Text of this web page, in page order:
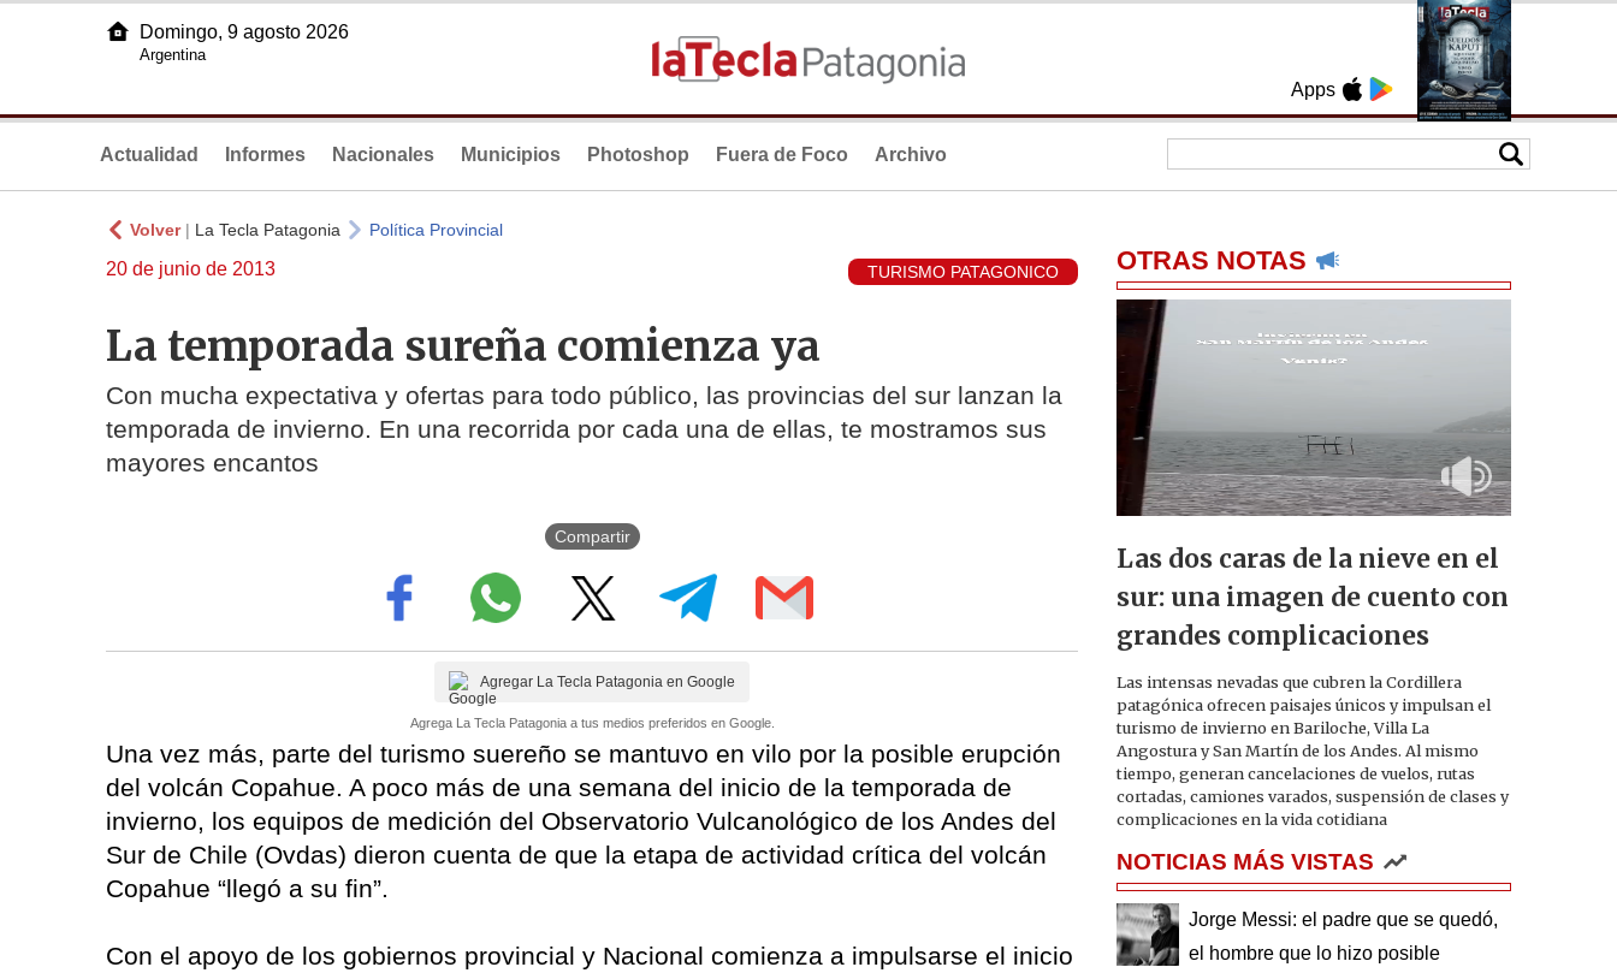
Apps
Domingo, 9 agosto 2026
Argentina
Actualidad Informes Nacionales Municipios Photoshop Fuera de Foco Archivo
Volver| La Tecla Patagonia Política Provincial
20 de junio de 2013 TURISMO PATAGONICO
La temporada sureña comienza ya
Con mucha expectativa y ofertas para todo público, las provincias del sur lanzan la
temporada de invierno. En una recorrida por cada una de ellas, te mostramos sus
mayores encantos
Compartir
Agregar La Tecla Patagonia en Google
Agrega La Tecla Patagonia a tus medios preferidos en Google.
Una vez más, parte del turismo suereño se mantuvo en vilo por la posible erupción
del volcán Copahue. A poco más de una semana del inicio de la temporada de
invierno, los equipos de medición del Observatorio Vulcanológico de los Andes del
Sur de Chile (Ovdas) dieron cuenta de que la etapa de actividad crítica del volcán
Copahue “llegó a su fin”.
Con el apoyo de los gobiernos provincial y Nacional comienza a impulsarse el inicio
OTRAS NOTAS
Las dos caras de la nieve en el
sur: una imagen de cuento con
grandes complicaciones
Las intensas nevadas que cubren la Cordillera
patagónica ofrecen paisajes únicos y impulsan el
turismo de invierno en Bariloche, Villa La
Angostura y San Martín de los Andes. Al mismo
tiempo, generan cancelaciones de vuelos, rutas
cortadas, camiones varados, suspensión de clases y
complicaciones en la vida cotidiana
NOTICIAS MÁS VISTAS
Jorge Messi: el padre que se quedó,
el hombre que lo hizo posible